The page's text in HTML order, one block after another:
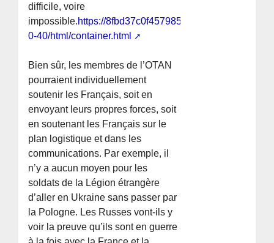
difficile, voire
impossible.https://
0-40/html/container.html
Bien sûr, les membres de l’OTAN
pourraient individuellement
soutenir les Français, soit en
envoyant leurs propres forces, soit
en soutenant les Français sur le
plan logistique et dans les
communications. Par exemple, il
n’y a aucun moyen pour les
soldats de la Légion étrangère
d’aller en Ukraine sans passer par
la Pologne. Les Russes vont-ils y
voir la preuve qu’ils sont en guerre